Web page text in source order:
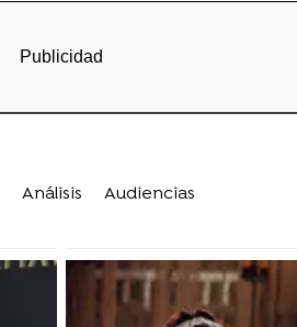
Análisis Audiencias